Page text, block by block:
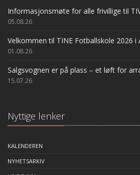
Informasjonsmøte for alle frivillige til
05.08.26
Velkommen til TINE Fotballskole 2026 i
01.08.26
Salgsvognen er på plass – et løft for
15.07.26
Nyttige lenker
KALENDEREN
NYHETSARKIV